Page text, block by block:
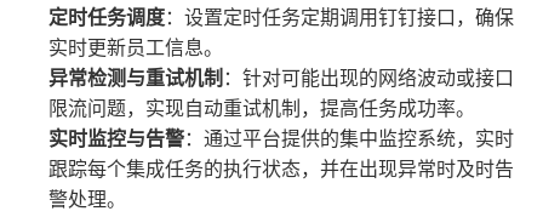
定时任务调度：设置定时任务定期调用钉钉接口，确保
实时更新员工信息。
异常检测与重试机制：针对可能出现的网络波动或接口
限流问题，实现自动重试机制，提高任务成功率。
实时监控与告警：通过平台提供的集中监控系统，实时
跟踪每个集成任务的执行状态，并在出现异常时及时告
警处理。